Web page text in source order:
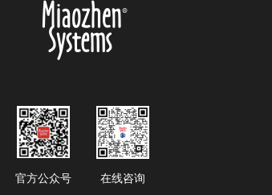
官方公众号 在线咨询